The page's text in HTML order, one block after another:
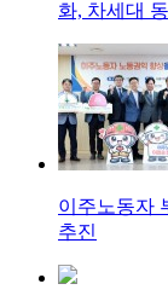
화, 차세대
이주노동자
추진